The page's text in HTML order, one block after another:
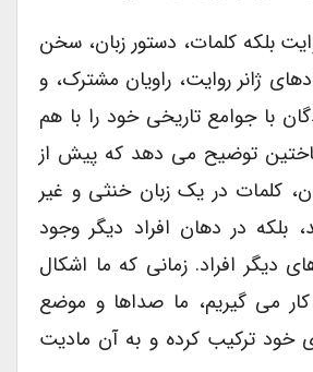
بلکه کلمات، دستور زبان، سخن
ژانر روایت، راویان مشترک، و
با جوامع تاریخی خود را با هم
توضیح می دهد که پیش از
کلمات در یک زبان خنثی و غیر
بلکه در دهان افراد دیگر وجود
دیگر افراد. زمانی که ما اشکال
کار می گیریم، ما صداها و موضع
خود ترکیب کرده و به آن مادیت